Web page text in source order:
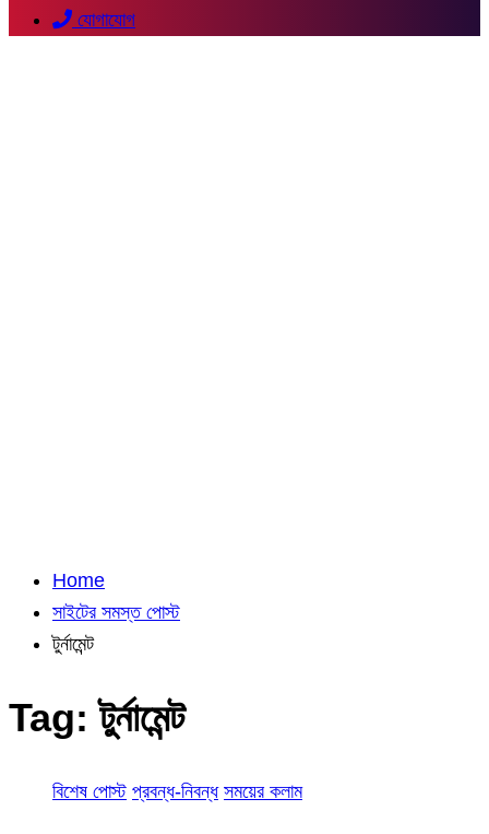
যোগাযোগ
Home
সাইটের সমস্ত পোস্ট
টুর্নামেন্ট
Tag:টুর্নামেন্ট
বিশেষ পোস্ট প্রবন্ধ-নিবন্ধ সময়ের কলাম